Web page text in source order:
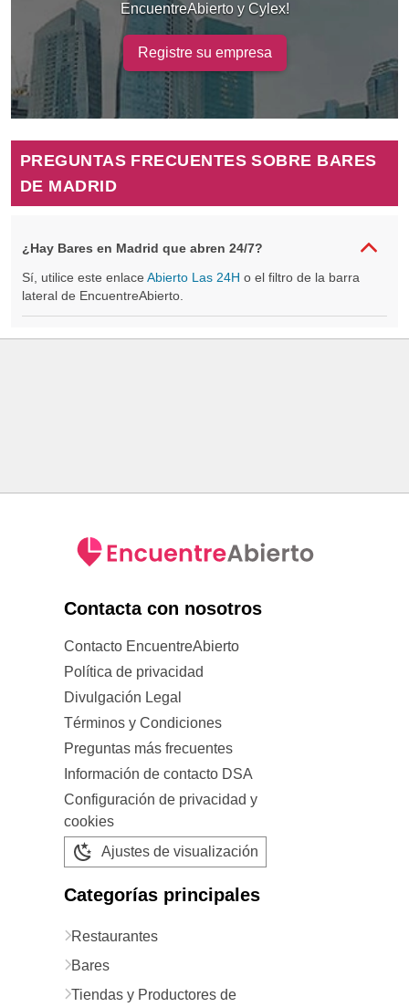
EncuentreAbierto y Cylex!
Registre su empresa
PREGUNTAS FRECUENTES SOBRE BARES
DE MADRID
¿Hay Bares en Madrid que abren 24/7?
Sí, utilice este enlace Abierto Las 24H o el filtro de la barra
lateral de EncuentreAbierto.
Contacta con nosotros
Contacto EncuentreAbierto
Política de privacidad
Divulgación Legal
Términos y Condiciones
Preguntas más frecuentes
Información de contacto DSA
Configuración de privacidad y
cookies
Ajustes de visualización
Categorías principales
Restaurantes
Bares
Tiendas y Productores de